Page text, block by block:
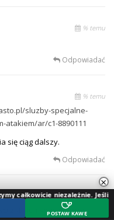
% temu
Odpowiadać
% temu
sluzby-specjalne-
atakiem/ar/c1-8890111
się ciąg dalszy.
Odpowiadać
% temu
zatracili sens pojecia
×
niezależnie. Jeśli doceniasz
POSTAW KAWĘ